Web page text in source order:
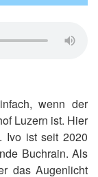
wenn der
Luzern ist. Hier
Ivo ist seit 2020
Buchrain. Als
das Augenlicht